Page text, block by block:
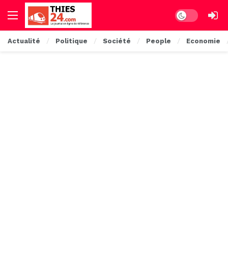
Dark mode
Actualité Politique Société People Economie